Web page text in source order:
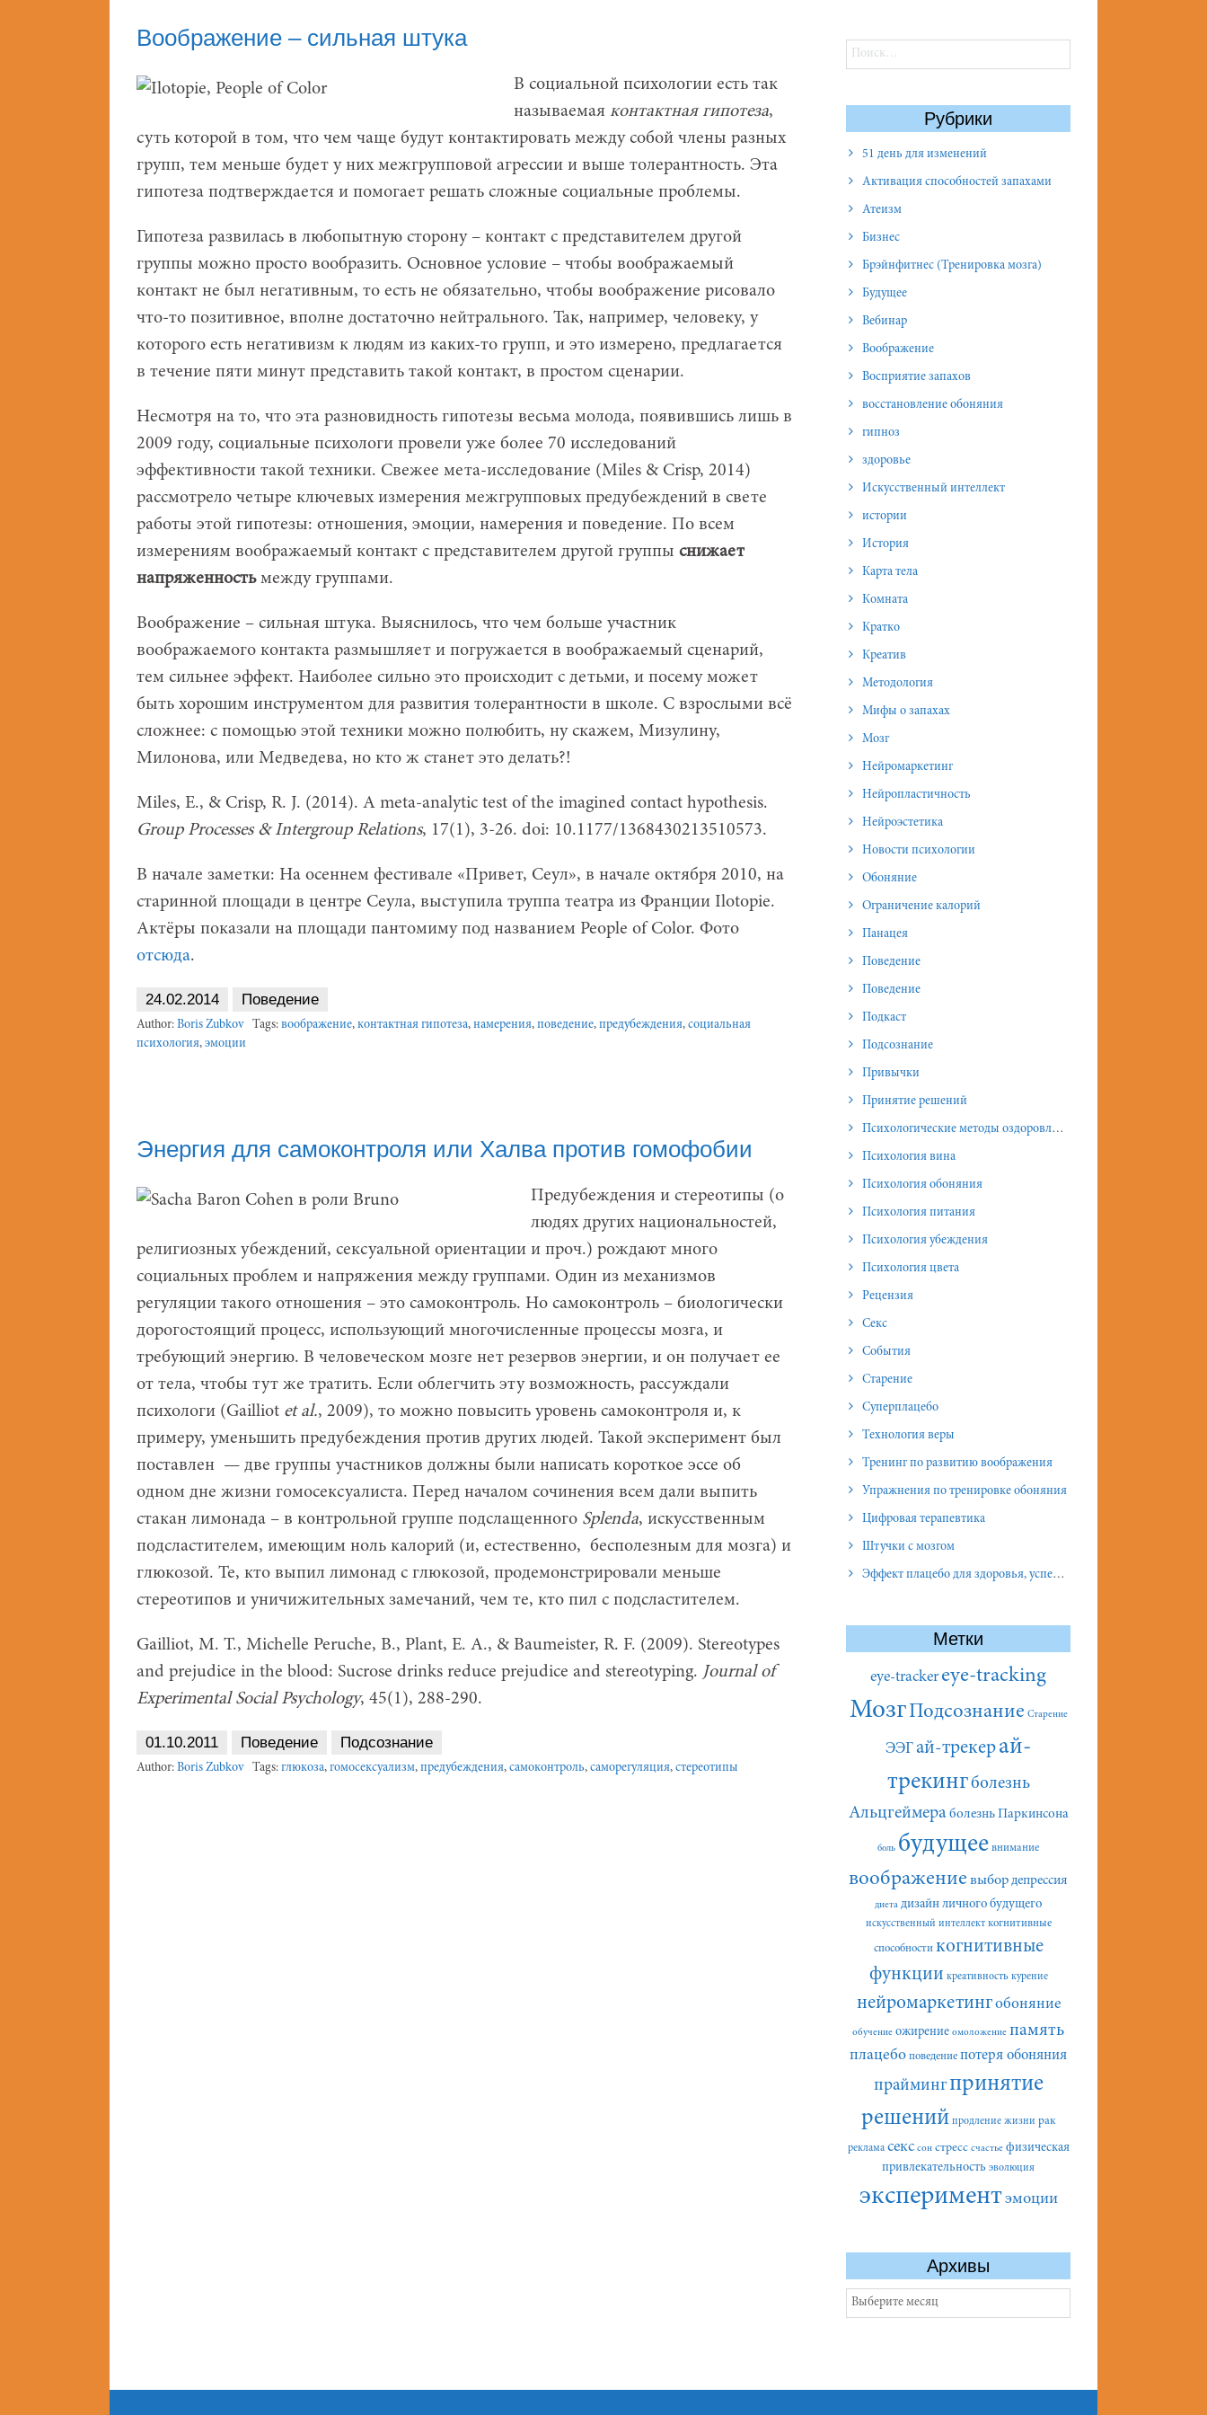
Воображение – сильная штука
В социальной психологии есть так
называемая контактная гипотеза,
суть которой в том, что чем чаще будут контактировать между собой члены разных
групп, тем меньше будет у них межгрупповой агрессии и выше толерантность. Эта
гипотеза подтверждается и помогает решать сложные социальные проблемы.
Гипотеза развилась в любопытную сторону – контакт с представителем другой
группы можно просто вообразить. Основное условие – чтобы воображаемый
контакт не был негативным, то есть не обязательно, чтобы воображение рисовало
что-то позитивное, вполне достаточно нейтрального. Так, например, человеку, у
которого есть негативизм к людям из каких-то групп, и это измерено, предлагается
в течение пяти минут представить такой контакт, в простом сценарии.
Несмотря на то, что эта разновидность гипотезы весьма молода, появившись лишь в
2009 году, социальные психологи провели уже более 70 исследований
эффективности такой техники. Свежее мета-исследование (Miles & Crisp, 2014)
рассмотрело четыре ключевых измерения межгрупповых предубеждений в свете
работы этой гипотезы: отношения, эмоции, намерения и поведение. По всем
измерениям воображаемый контакт с представителем другой группы снижает
напряженностьмежду группами.
Воображение – сильная штука. Выяснилось, что чем больше участник
воображаемого контакта размышляет и погружается в воображаемый сценарий,
тем сильнее эффект. Наиболее сильно это происходит с детьми, и посему может
быть хорошим инструментом для развития толерантности в школе. С взрослыми всё
сложнее: с помощью этой техники можно полюбить, ну скажем, Мизулину,
Милонова, или Медведева, но кто ж станет это делать?!
Miles, E., & Crisp, R. J. (2014). A meta-analytic test of the imagined contact hypothesis.
Group Processes & Intergroup Relations, 17(1), 3-26. doi: 10.1177/1368430213510573.
В начале заметки: На осеннем фестивале «Привет, Сеул», в начале октября 2010, на
старинной площади в центре Сеула, выступила труппа театра из Франции Ilotopie.
Актёры показали на площади пантомиму под названием People of Color. Фото
отсюда.
24.02.2014 Поведение
Author: Boris Zubkov Tags: воображение, контактная гипотеза, намерения, поведение, предубеждения, социальная
психология, эмоции
Энергия для самоконтроля или Халва против гомофобии
Предубеждения и стереотипы (о
людях других национальностей,
религиозных убеждений, сексуальной ориентации и проч.) рождают много
социальных проблем и напряжения между группами. Один из механизмов
регуляции такого отношения – это самоконтроль. Но самоконтроль – биологически
дорогостоящий процесс, использующий многочисленные процессы мозга, и
требующий энергию. В человеческом мозге нет резервов энергии, и он получает ее
от тела, чтобы тут же тратить. Если облегчить эту возможность, рассуждали
психологи (Gailliot et al., 2009), то можно повысить уровень самоконтроля и, к
примеру, уменьшить предубеждения против других людей. Такой эксперимент был
поставлен — две группы участников должны были написать короткое эссе об
одном дне жизни гомосексуалиста. Перед началом сочинения всем дали выпить
стакан лимонада – в контрольной группе подслащенного Splenda, искусственным
подсластителем, имеющим ноль калорий (и, естественно, бесполезным для мозга) и
глюкозой. Те, кто выпил лимонад с глюкозой, продемонстрировали меньше
стереотипов и уничижительных замечаний, чем те, кто пил с подсластителем.
Gailliot, M. T., Michelle Peruche, B., Plant, E. A., & Baumeister, R. F. (2009). Stereotypes
and prejudice in the blood: Sucrose drinks reduce prejudice and stereotyping. Journal of
Experimental Social Psychology, 45(1), 288-290.
01.10.2011 Поведение Подсознание
Author: Boris Zubkov Tags: глюкоза, гомосексуализм, предубеждения, самоконтроль, саморегуляция, стереотипы
Найти:
Рубрики
51 день для изменений
Активация способностей запахами
Атеизм
Бизнес
Брэйнфитнес (Тренировка мозга)
Будущее
Вебинар
Воображение
Восприятие запахов
восстановление обоняния
гипноз
здоровье
Искусственный интеллект
истории
История
Карта тела
Комната
Кратко
Креатив
Методология
Мифы о запахах
Мозг
Нейромаркетинг
Нейропластичность
Нейроэстетика
Новости психологии
Обоняние
Ограничение калорий
Панацея
Поведение
Поведение
Подкаст
Подсознание
Привычки
Принятие решений
Психологические методы оздоровления и омоложения
Психология вина
Психология обоняния
Психология питания
Психология убеждения
Психология цвета
Рецензия
Секс
События
Старение
Суперплацебо
Технология веры
Тренинг по развитию воображения
Упражнения по тренировке обоняния
Цифровая терапевтика
Штучки с мозгом
Эффект плацебо для здоровья, успеха и отношений
Метки
eye-tracker eye-tracking
МозгПодсознание Старение
ЭЭГай-трекерай-
трекингболезнь
Альцгеймера болезнь Паркинсона
боль будущее внимание
воображение выбор депрессия
диета дизайн личного будущего
искусственный интеллект когнитивные
способности когнитивные
функции креативность курение
нейромаркетингобоняние
обучение ожирение омоложение память
плацебо поведение потеря обоняния
праймингпринятие
решений продление жизни рак
реклама секс сон стресс счастье физическая
привлекательность эволюция
экспериментэмоции
Архивы
Архивы